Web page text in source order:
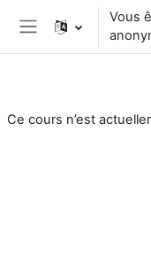
Passer au contenu
Panneau latéral
Vous
Ce cours n’est